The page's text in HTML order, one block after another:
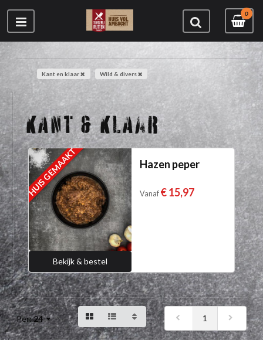
0
Kant en klaar Wild & divers
KANT & KLAAR
HUIS GEMAAKT
Bekijk & bestel
Hazen peper
Vanaf € 15,97
Per:24 1